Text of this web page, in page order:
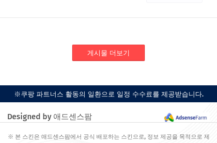
게시물 더보기
※쿠팡 파트너스 활동의 일환으로 일정 수수료를 제공받습니다.
Designed by 애드센스팜
※ 본 스킨은 애드센스팜에서 공식 배포하는 스킨으로, 정보 제공을 목적으로 제